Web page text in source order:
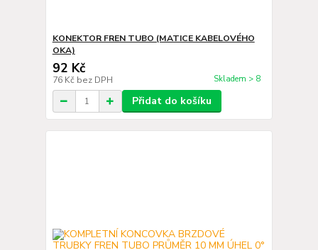
KONEKTOR FREN TUBO (MATICE KABELOVÉHO
OKA)
92 Kč
76 Kč bez DPH Skladem > 8
Přidat do košíku